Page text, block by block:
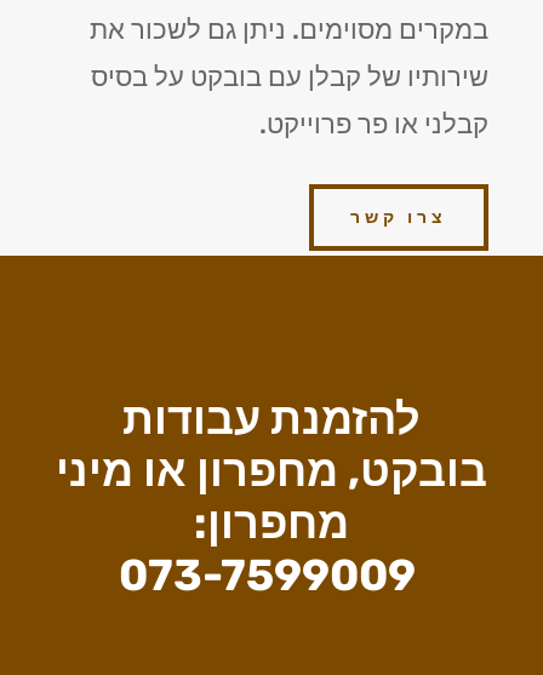
במקרים מסוימים. ניתן גם לשכור את
שירותיו של קבלן עם בובקט על בסיס
קבלני או פר פרוייקט.
צרו קשר
להזמנת עבודות
בובקט, מחפרון או מיני
מחפרון:
073-7599009